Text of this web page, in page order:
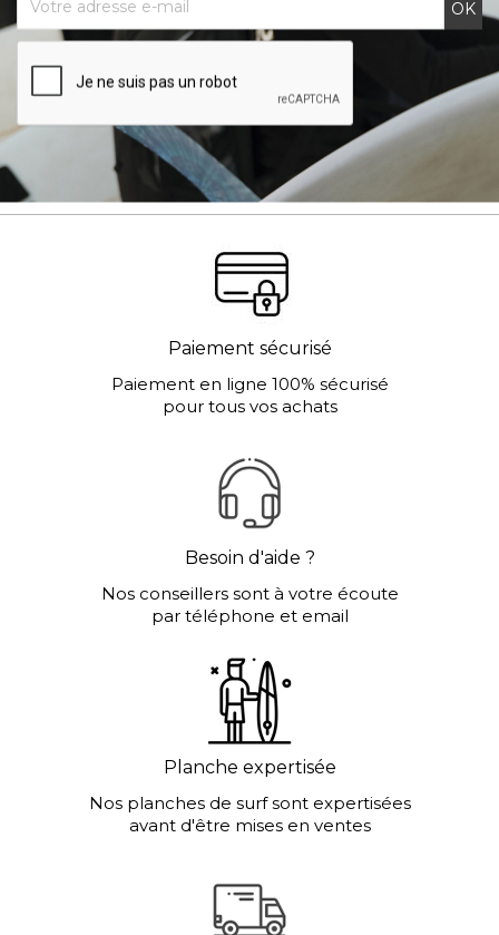
Paiement sécurisé
Paiement en ligne 100% sécurisé
pour tous vos achats
Besoin d'aide ?
Nos conseillers sont à votre écoute
par téléphone et email
Planche expertisée
Nos planches de surf sont expertisées
avant d'être mises en ventes